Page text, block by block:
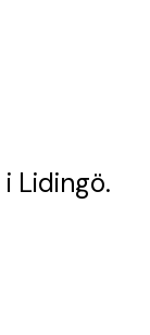
i Lidingö.